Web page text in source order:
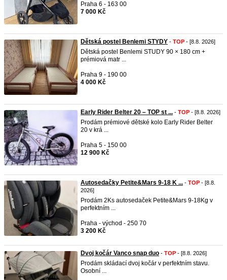
Praha 6 - 163 00
7 000 Kč
Dětská postel Benlemi STYDY - TOP - [8.8. 2026]
Dětská postel Benlemi STUDY 90 × 180 cm +
prémiová matr ...
Praha 9 - 190 00
4 000 Kč
Early Rider Belter 20 – TOP st ... - TOP - [8.8. 2026]
Prodám prémiové dětské kolo Early Rider Belter
20 v krá ...
Praha 5 - 150 00
12 900 Kč
Autosedačky Petite&Mars 9-18 K ... - TOP - [8.8.
2026]
Prodám 2Ks autosedaček Petite&Mars 9-18Kg v
perfektním ...
Praha - východ - 250 70
3 200 Kč
Dvoj kočár Vanco snap duo - TOP - [8.8. 2026]
Prodám skládací dvoj kočár v perfektním stavu.
Osobní ...